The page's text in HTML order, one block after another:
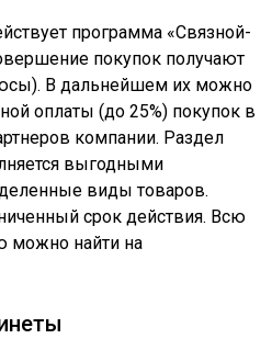
программа «Связной-
покупок получают
В дальнейшем их можно
оплаты (до 25%) покупок в
компании. Раздел
выгодными
виды товаров.
срок действия. Всю
можно найти на